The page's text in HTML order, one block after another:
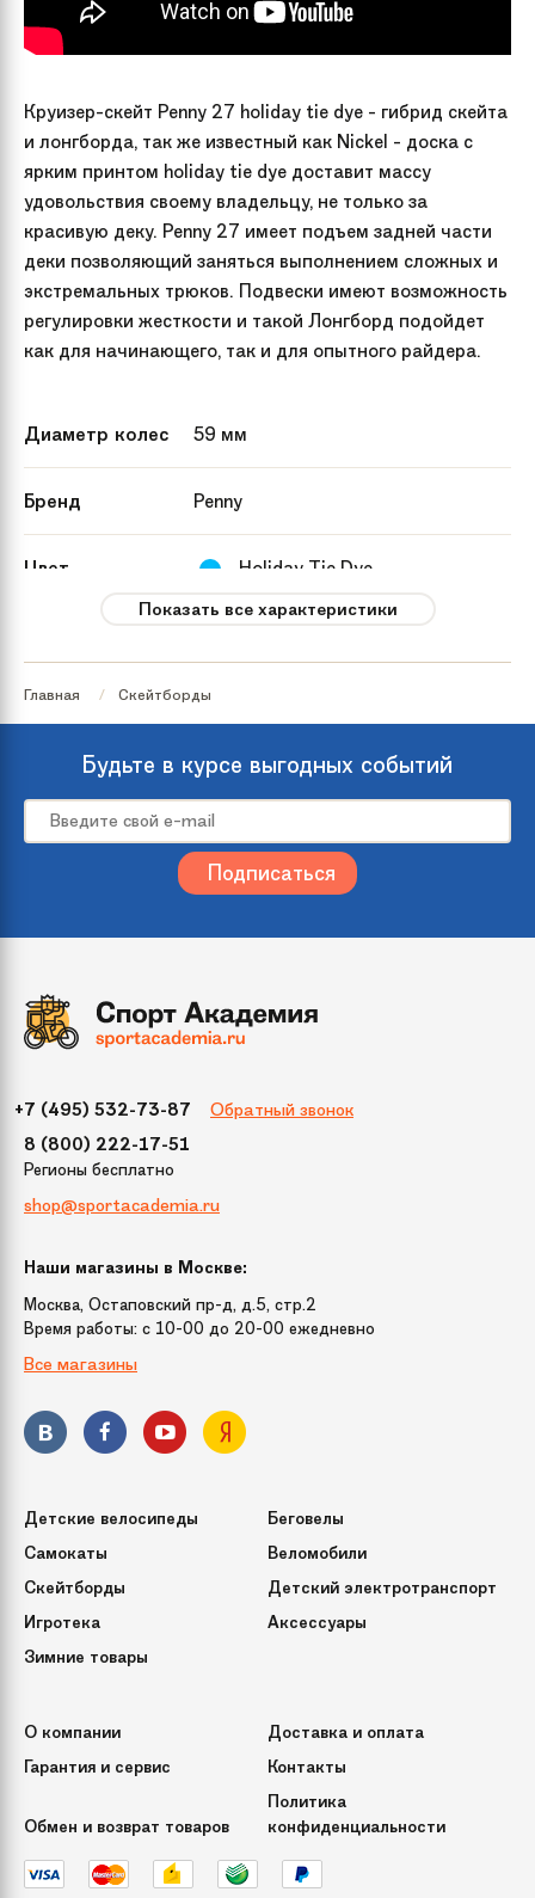
Круизер-скейт Penny 27 holiday tie dye - гибрид скейта
и лонгборда, так же известный как Nickel - доска с
ярким принтом holiday tie dye доставит массу
удовольствия своему владельцу, не только за
красивую деку. Penny 27 имеет подъем задней части
деки позволяющий заняться выполнением сложных и
экстремальных трюков. Подвески имеют возможность
регулировки жесткости и такой Лонгборд подойдет
как для начинающего, так и для опытного райдера.
Диаметр колес 59 мм
Бренд Penny
Цвет Holiday Tie Dye
Материал доски Пластик
Ширина доски 19 см
Вес 3 кг
Подвеска Custom 4"
Длина inch 27
Ширина inch
Подшипник Abec 7
Показать все характеристики
Главная Скейтборды
Будьте в курсе выгодных событий
+7 (495) 532-73-87 Обратный звонок
8 (800) 222-17-51
Регионы бесплатно
shop@sportacademia.ru
Наши магазины в Москве:
Москва, Остаповский пр-д, д.5, стр.2
Время работы: c 10-00 до 20-00 ежедневно
Все магазины
Детские велосипеды
Беговелы
Самокаты
Веломобили
Скейтборды
Детский электротранспорт
Игротека
Аксессуары
Зимние товары
О компании
Доставка и оплата
Гарантия и сервис
Контакты
Обмен и возврат товаров
Политика
конфиденциальности